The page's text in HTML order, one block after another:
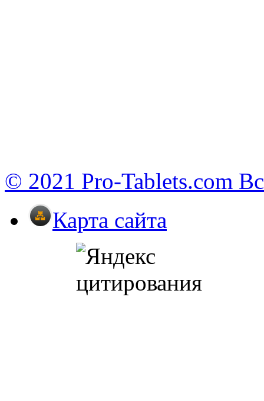
© 2021 Pro-Tablets.com
Карта сайта